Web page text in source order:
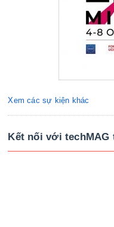
Xem các sự kiện khác
Kết nối với techMAG